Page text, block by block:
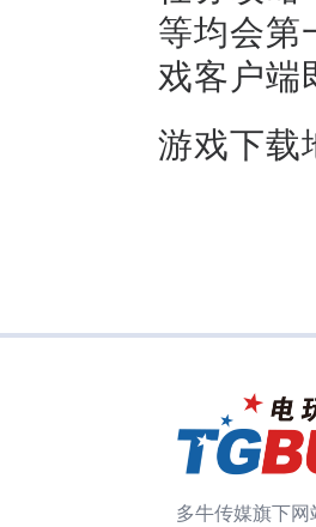
等均会第
戏客户端
游戏下
多牛传媒旗下网